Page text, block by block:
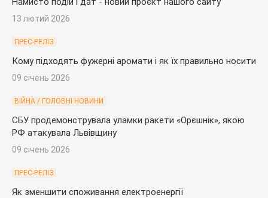
13 лютий 2026
ПРЕС-РЕЛІЗ
Кому підходять фужерні аромати і як їх правильно носити
09 січень 2026
ВІЙНА / ГОЛОВНІ НОВИНИ
СБУ продемонструвала уламки ракети «Орєшнік», якою
РФ атакувала Львівщину
09 січень 2026
ПРЕС-РЕЛІЗ
Як зменшити споживання електроенергії